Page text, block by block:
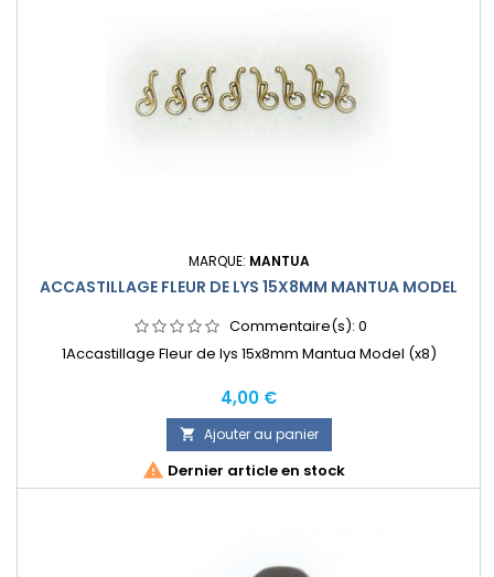
MARQUE: MANTUA
ACCASTILLAGE FLEUR DE LYS 15X8MM MANTUA MODEL
Commentaire(s): 0
1Accastillage Fleur de lys 15x8mm Mantua Model (x8)
Prix
4,00 €
 Ajouter au panier
 Dernier article en stock